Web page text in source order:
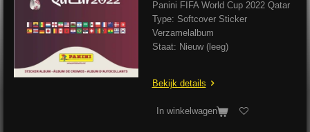
Panini FIFA World Cup 2022 Qatar
Type: Softcover Sticker
Verzamelalbum
Staat: Nieuw (leeg)
Bekijk details
In winkelwagen